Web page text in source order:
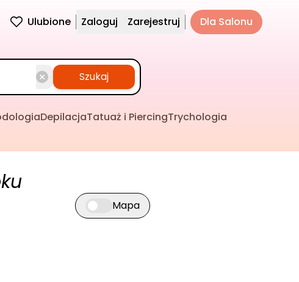
Ulubione Zaloguj Zarejestruj Dla Salonu
Szukaj
DepilacjaTatuaż i PiercingTrychologia
Przełącz widok mapy
Mapa